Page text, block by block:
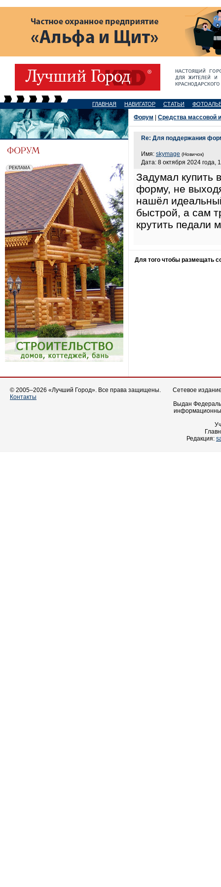
ГЛАВНАЯ НАВИГАТОР СТАТЬИ
Форум Средства массовой
Re: Для поддержания
Имя: skymage (Новичок)
Дата: 8 октября 2024 года,
Задумал купить
форму, не
нашёл
быстрой, а сам
крутить педали
Для того чтобы размещать
© 2005–2026 «Лучший Город». Все права защищены.
Контакты
Сетевое
Выдан
Редакция: